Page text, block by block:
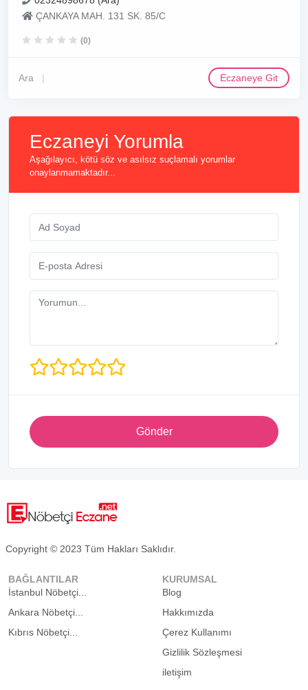
ÇANKAYA MAH. 131 SK. 85/C
(0)
Ara Eczaneye Git
Eczaneyi Yorumla
Aşağılayıcı, kötü söz ve asılsız suçlamalı yorumlar
onaylanmamaktadır...
Gönder
Copyright © 2023 Tüm Hakları Saklıdır.
BAĞLANTILAR
İstanbul Nöbetçi...
Ankara Nöbetçi...
Kıbrıs Nöbetçi...
KURUMSAL
Blog
Hakkımızda
Çerez Kullanımı
Gizlilik Sözleşmesi
iletişim